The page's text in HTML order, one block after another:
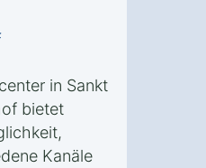
in Sankt
bietet
Kanäle